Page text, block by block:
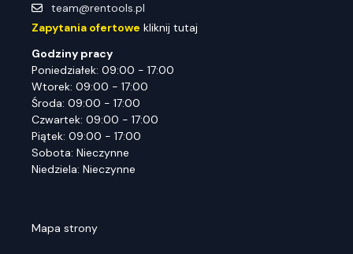
team@rentools.pl
Zapytania ofertowe kliknij tutaj
Godziny pracy
Poniedziałek: 09:00 - 17:00
Wtorek: 09:00 - 17:00
Środa: 09:00 - 17:00
Czwartek: 09:00 - 17:00
Piątek: 09:00 - 17:00
Sobota: Nieczynne
Niedziela: Nieczynne
Mapa strony